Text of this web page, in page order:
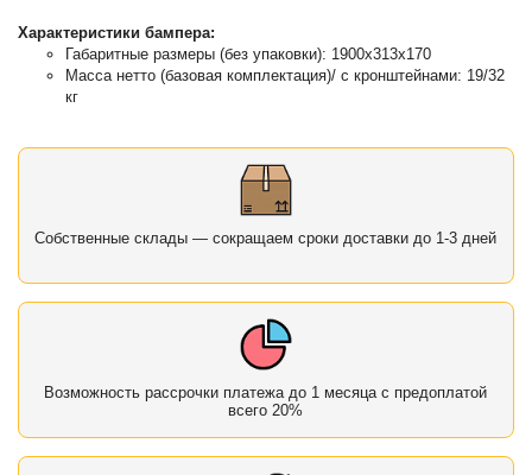
Характеристики бампера:
Габаритные размеры (без упаковки): 1900х313х170
Масса нетто (базовая комплектация)/ с кронштейнами: 19/32
кг
Собственные склады — сокращаем сроки доставки до 1-3 дней
Возможность рассрочки платежа до 1 месяца с предоплатой
всего 20%